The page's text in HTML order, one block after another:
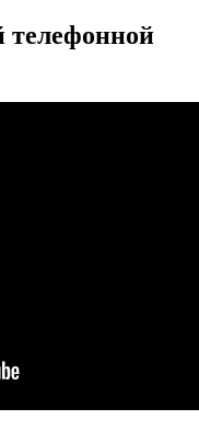
телефонной